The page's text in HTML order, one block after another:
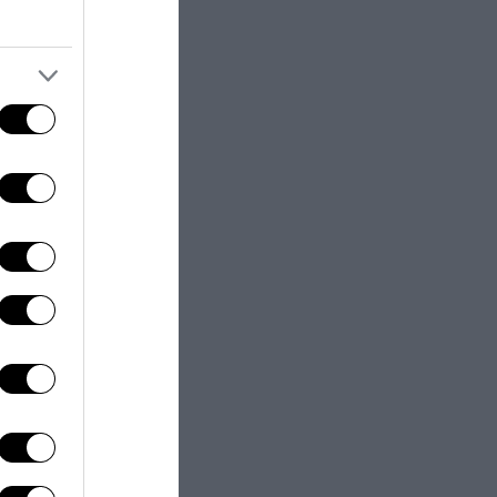
frodi fiscali),
materiali a
che esce
– ed al
di
, attraverso la
luogo
ed